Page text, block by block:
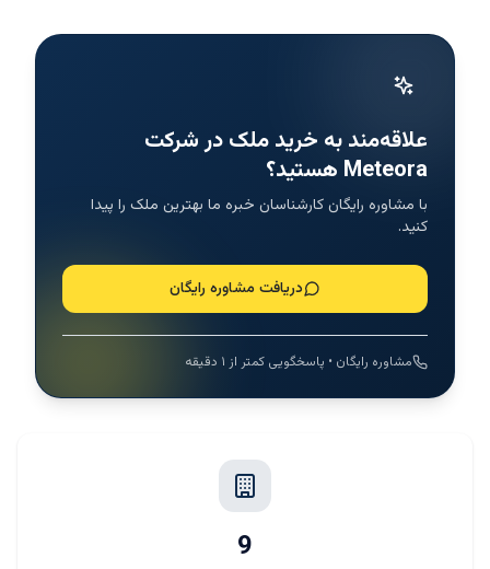
علاقه‌مند به خرید ملک در شرکت
Meteora هستید؟
با مشاوره رایگان کارشناسان خبره ما بهترین ملک را پیدا
کنید.
دریافت مشاوره رایگان
مشاوره رایگان • پاسخگویی کمتر از ۱ دقیقه
9